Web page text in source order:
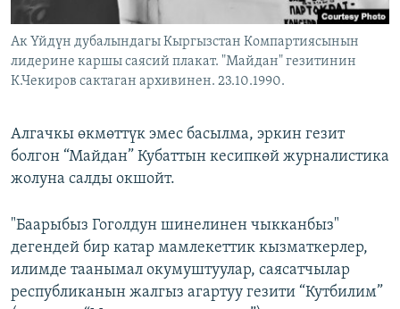
Ак Үйдүн дубалындагы Кыргызстан Компартиясынын
лидерине каршы саясий плакат. "Майдан" гезитинин
К.Чекиров сактаган архивинен. 23.10.1990.
Алгачкы өкмөттүк эмес басылма, эркин гезит
болгон “Майдан” Кубаттын кесипкөй журналистика
жолуна салды окшойт.
"Баарыбыз Гоголдун шинелинен чыкканбыз"
дегендей бир катар мамлекеттик кызматкерлер,
илимде таанымал окумуштуулар, саясатчылар
республиканын жалгыз агартуу гезити “Кутбилим”